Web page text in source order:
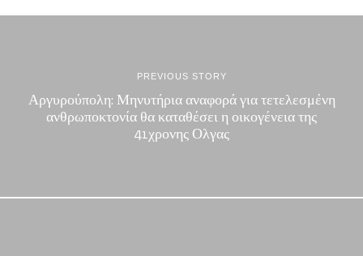
PREVIOUS STORY
Αργυρούπολη: Μηνυτήρια αναφορά για τετελεσμένη
ανθρωποκτονία θα καταθέσει η οικογένεια της
41χρονης Ολγας